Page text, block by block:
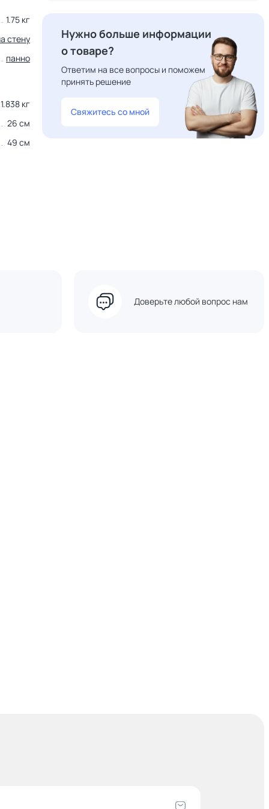
1.75 кг
стену
панно
1.838 кг
26 см
49 см
Нужно больше информации
о товаре?
Ответим на все вопросы и поможем
принять решение
Свяжитесь со мной
Доверьте любой вопрос нам